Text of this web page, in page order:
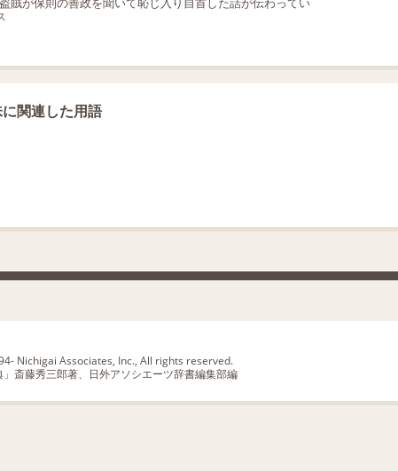
関連した用語
Nichigai Associates, Inc., All rights reserved.
」斎藤秀三郎著、日外アソシエーツ辞書編集部編